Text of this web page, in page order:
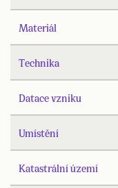
Materiál
Technika
Datace vzniku
Umístění
Katastrální území